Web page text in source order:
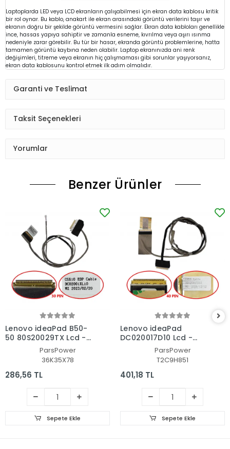
Laptoplarda LED veya LCD ekranların çalışabilmesi için ekran data kablosu kritik
bir rol oynar. Bu kablo, anakart ile ekran arasındaki görüntü verilerini taşır ve
ekranın doğru bir şekilde görüntü vermesini sağlar. Ekran data kabloları genellikle
ince, hassas yapıya sahiptir ve zamanla esneme, kıvrılma veya aşırı ısınma
nedeniyle zarar görebilir. Bu tür bir hasar, ekranda görüntü problemlerine, hatta
tamamen görüntü kaybına neden olabilir. Laptop ekranınızda ani renk
değişimleri, titreme veya ekranın hiç çalışmaması gibi sorunlar yaşıyorsanız,
ekran data kablosunu kontrol etmek ilk adım olmalıdır.
Garanti ve Teslimat
Taksit Seçenekleri
Yorumlar
Benzer Ürünler
Lenovo ideaPad B50-
50 80S20029TX Lcd -
Ekran Data Flex Kablo
ParsPower
36K35X78
286,56 TL
Sepete Ekle
Lenovo ideaPad
DC020017D10 Lcd -
Ekran Data Flex Kablo
ParsPower
T2C9H851
401,18 TL
Sepete Ekle